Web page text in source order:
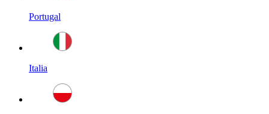
Portugal
Italia